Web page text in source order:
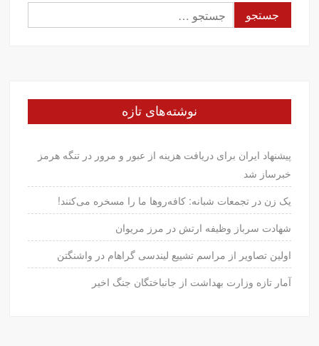
جستجو
برای:
نوشته‌های تازه
پیشنهاد ایران برای دریافت هزینه از عبور و مرور در تنگه هرمز
خبرساز شد
یک زن در تجمعات شبانه: کافه‌روها ما را مسخره می‌کنند!
شهادت سرباز وظیفه ارتش در مرز مریوان
اولین تصاویر از مراسم تشییع لیندسی گراهام در واشنگتن
آمار تازه وزارت بهداشت از جانباختگان جنگ اخیر